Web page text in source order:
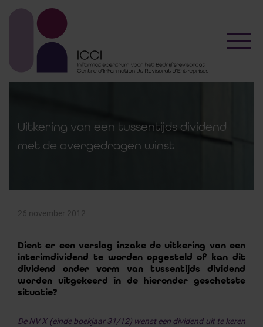
Uitkering van een tussentijds dividend
met de overgedragen winst
26 november 2012
Dient er een verslag inzake de uitkering van een
interimdividend te worden opgesteld of kan dit
dividend onder vorm van tussentijds dividend
worden uitgekeerd in de hieronder geschetste
situatie?
De NV X (einde boekjaar 31/12) wenst een dividend uit te keren